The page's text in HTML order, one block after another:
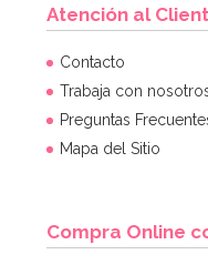
Atención al
Contacto
Trabaja con
Preguntas
Mapa del Sitio
Compra Online